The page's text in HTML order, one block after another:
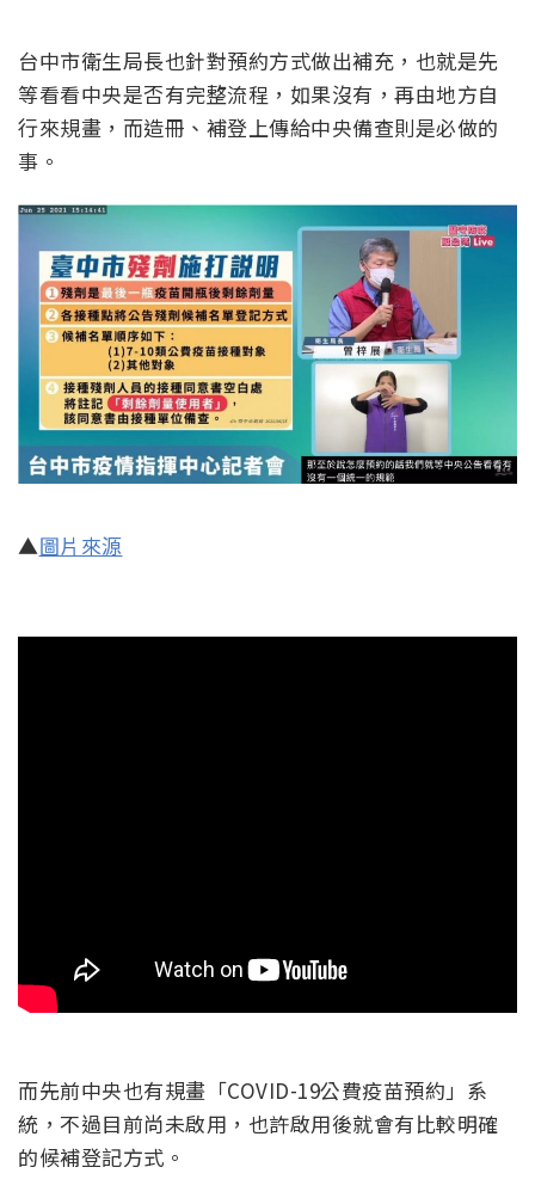
台中市衛生局長也針對預約方式做出補充，也就是先
等看看中央是否有完整流程，如果沒有，再由地方自
行來規畫，而造冊、補登上傳給中央備查則是必做的
事。
▲圖片來源
而先前中央也有規畫「COVID-19公費疫苗預約」系
統，不過目前尚未啟用，也許啟用後就會有比較明確
的候補登記方式。